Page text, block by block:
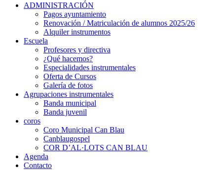
ADMINISTRACIÓN
Pagos ayuntamiento
Renovación / Matriculación de alumnos 2025/26
Alquiler instrumentos
Escuela
Profesores y directiva
¿Qué hacemos?
Especialidades instrumentales
Oferta de Cursos
Galería de fotos
Agrupaciones instrumentales
Banda municipal
Banda juvenil
coros
Coro Municipal Can Blau
Canblaugospel
COR D’AL·LOTS CAN BLAU
Agenda
Contacto